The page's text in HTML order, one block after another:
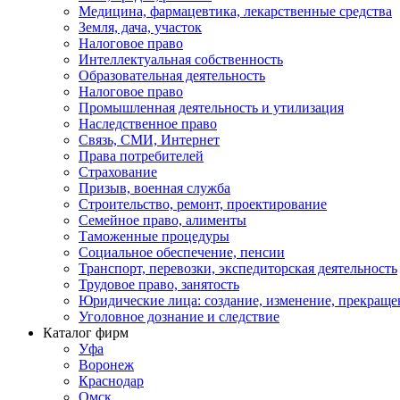
Медицина, фармацевтика, лекарственные средства
Земля, дача, участок
Налоговое право
Интеллектуальная собственность
Образовательная деятельность
Налоговое право
Промышленная деятельность и утилизация
Наследственное право
Связь, СМИ, Интернет
Права потребителей
Страхование
Призыв, военная служба
Строительство, ремонт, проектирование
Семейное право, алименты
Таможенные процедуры
Социальное обеспечение, пенсии
Транспорт, перевозки, экспедиторская деятельность
Трудовое право, занятость
Юридические лица: создание, изменение,
Уголовное дознание и следствие
Каталог фирм
Уфа
Воронеж
Краснодар
Омск